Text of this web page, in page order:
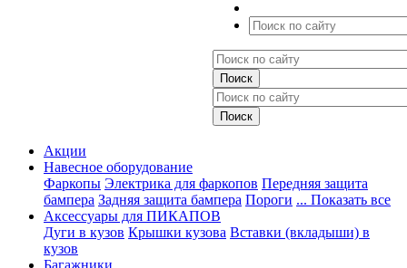
Акции
Навесное оборудование
Фаркопы Электрика для фаркопов Передняя защита
бампера Задняя защита бампера Пороги ... Показать все
Аксессуары для ПИКАПОВ
Дуги в кузов Крышки кузова Вставки (вкладыши) в
кузов
Багажники